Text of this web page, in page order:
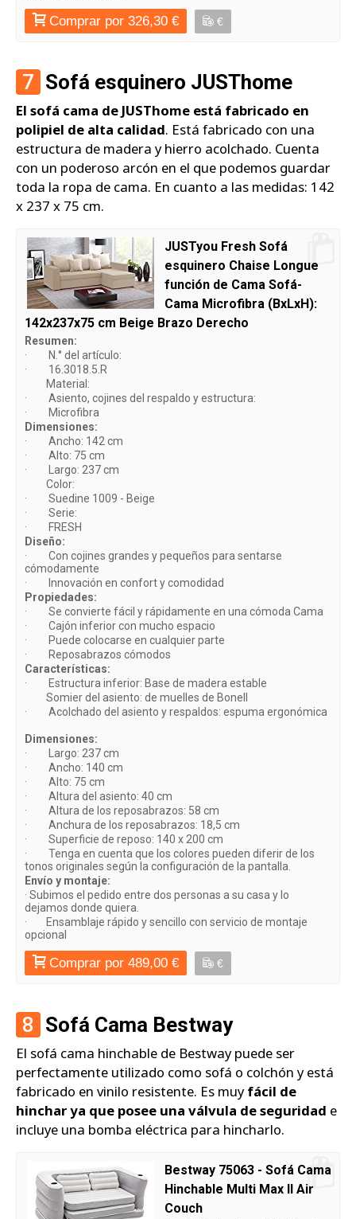
Comprar por 326,30 € €
7 Sofá esquinero JUSThome
El sofá cama de JUSThome está fabricado en
polipiel de alta calidad. Está fabricado con una
estructura de madera y hierro acolchado. Cuenta
con un poderoso arcón en el que podemos guardar
toda la ropa de cama. En cuanto a las medidas: 142
x 237 x 75 cm.
JUSTyou Fresh Sofá
esquinero Chaise Longue
función de Cama Sofá-
Cama Microfibra (BxLxH):
142x237x75 cm Beige Brazo Derecho
Resumen:
· N.° del artículo:
· 16.3018.5.R
Material:
· Asiento, cojines del respaldo y estructura:
· Microfibra
Dimensiones:
· Ancho: 142 cm
· Alto: 75 cm
· Largo: 237 cm
Color:
· Suedine 1009 - Beige
· Serie:
· FRESH
Diseño:
· Con cojines grandes y pequeños para sentarse
cómodamente
· Innovación en confort y comodidad
Propiedades:
· Se convierte fácil y rápidamente en una cómoda Cama
· Cajón inferior con mucho espacio
· Puede colocarse en cualquier parte
· Reposabrazos cómodos
Características:
· Estructura inferior: Base de madera estable
Somier del asiento: de muelles de Bonell
· Acolchado del asiento y respaldos: espuma ergonómica
Dimensiones:
· Largo: 237 cm
· Ancho: 140 cm
· Alto: 75 cm
· Altura del asiento: 40 cm
· Altura de los reposabrazos: 58 cm
· Anchura de los reposabrazos: 18,5 cm
· Superficie de reposo: 140 x 200 cm
· Tenga en cuenta que los colores pueden diferir de los
tonos originales según la configuración de la pantalla.
Envío y montaje:
· Subimos el pedido entre dos personas a su casa y lo
dejamos donde quiera.
· Ensamblaje rápido y sencillo con servicio de montaje
opcional
Comprar por 489,00 € €
8 Sofá Cama Bestway
El sofá cama hinchable de Bestway puede ser
perfectamente utilizado como sofá o colchón y está
fabricado en vinilo resistente. Es muyfácil de
hinchar ya que posee una válvula de seguridad e
incluye una bomba eléctrica para hincharlo.
Bestway 75063 - Sofá Cama
Hinchable Multi Max II Air
Couch